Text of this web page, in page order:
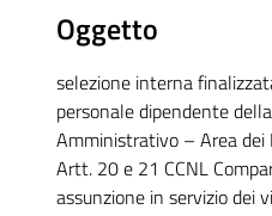
Oggetto
selezione interna
personale dipendente
Amministrativo – Area dei
Artt. 20 e 21 CCNL
assunzione in servizio dei